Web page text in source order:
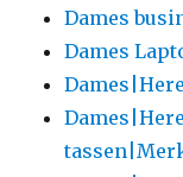
Dames
Dames